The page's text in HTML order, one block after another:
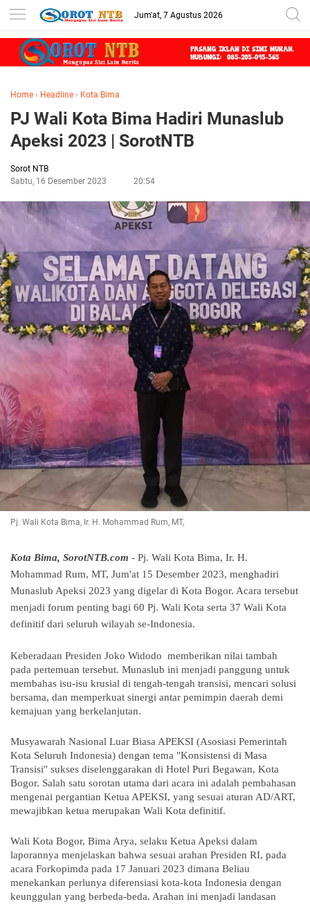
Jum'at, 7 Agustus 2026
Home › Headline › Kota Bima
PJ Wali Kota Bima Hadiri Munaslub
Apeksi 2023 | SorotNTB
Sorot NTB
Sabtu, 16 Desember 2023
20:54
Pj. Wali Kota Bima, Ir. H. Mohammad Rum, MT,
Kota Bima, SorotNTB.com - Pj. Wali Kota Bima, Ir. H.
Mohammad Rum, MT, Jum'at 15 Desember 2023, menghadiri
Munaslub Apeksi 2023 yang digelar di Kota Bogor. Acara tersebut
menjadi forum penting bagi 60 Pj. Wali Kota serta 37 Wali Kota
definitif dari seluruh wilayah se-Indonesia.
Keberadaan Presiden Joko Widodo memberikan nilai tambah
pada pertemuan tersebut. Munaslub ini menjadi panggung untuk
membahas isu-isu krusial di tengah-tengah transisi, mencari solusi
bersama, dan memperkuat sinergi antar pemimpin daerah demi
kemajuan yang berkelanjutan.
Musyawarah Nasional Luar Biasa APEKSI (Asosiasi Pemerintah
Kota Seluruh Indonesia) dengan tema "Konsistensi di Masa
Transisi" sukses diselenggarakan di Hotel Puri Begawan, Kota
Bogor. Salah satu sorotan utama dari acara ini adalah pembahasan
mengenai pergantian Ketua APEKSI, yang sesuai aturan AD/ART,
mewajibkan ketua merupakan Wali Kota definitif.
Wali Kota Bogor, Bima Arya, selaku Ketua Apeksi dalam
laporannya menjelaskan bahwa sesuai arahan Presiden RI, pada
acara Forkopimda pada 17 Januari 2023 dimana Beliau
menekankan perlunya diferensiasi kota-kota Indonesia dengan
keunggulan yang berbeda-beda. Arahan ini menjadi landasan